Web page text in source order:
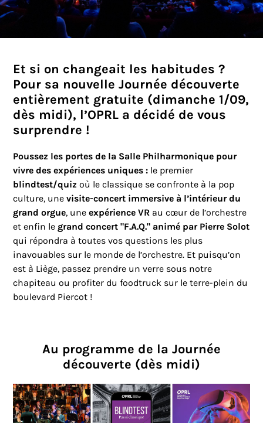
Et si on changeait les habitudes ?
Pour sa nouvelle Journée découverte
entièrement gratuite (dimanche 1/09,
dès midi), l’OPRL a décidé de vous
surprendre !
Poussez les portes de la Salle Philharmonique pour
vivre des expériences uniques : le premier
blindtest/quizoù le classique se confronte à la pop
culture, unevisite-concert immersive à l’intérieur du
grand orgue, uneexpérience VR au cœur de l’orchestre
et enfin le grand concert "F.A.Q." animé par Pierre Solot
qui répondra à toutes vos questions les plus
inavouables sur le monde de l’orchestre. Et puisqu’on
est à Liège, passez prendre un verre sous notre
chapiteau ou profiter du foodtruck sur le terre-plein du
boulevard Piercot !
Au programme de la Journée
découverte (dès midi)